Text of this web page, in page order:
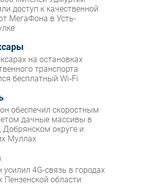
доступ к качественной
МегаФона в Усть-
на остановках
транспорта
бесплатный Wi‑Fi
обеспечил скоростным
дачные массивы в
Добрянском округе и
Муллах
усилил 4G-связь в городах
Пензенской области